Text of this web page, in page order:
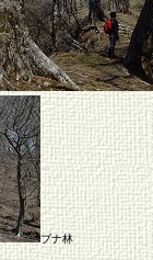
ブナ林